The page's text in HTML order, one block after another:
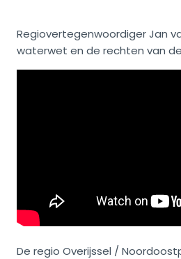
Regiovertegenwoordiger Jan
waterwet en de rechten van
De regio Overijssel /